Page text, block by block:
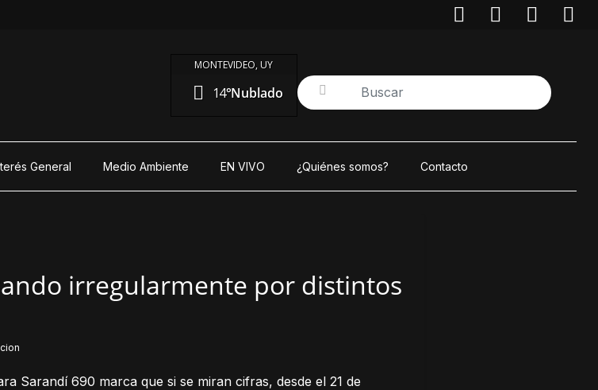
MONTEVIDEO, UY
14°Nublado
General Medio Ambiente EN VIVO ¿Quiénes somos? Contacto
irregularmente por distintos
Sarandí 690 marca que si se miran cifras, desde el 21 de